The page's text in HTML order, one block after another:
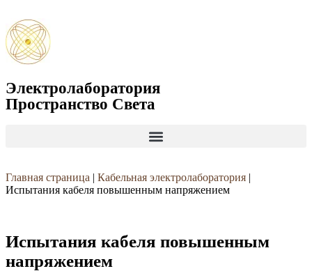
Электролаборатория
Пространство Света
Главная страница | Кабельная электролаборатория |
Испытания кабеля повышенным напряжением
Испытания кабеля повышенным
напряжением